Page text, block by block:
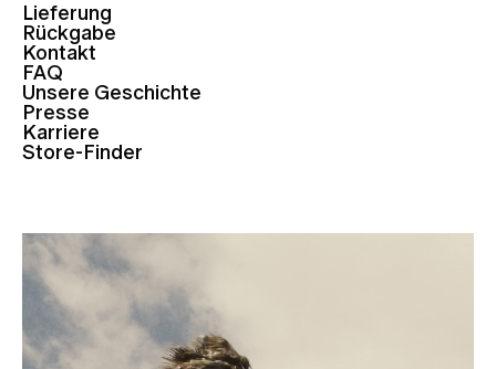
Lieferung
Rückgabe
Kontakt
FAQ
Unsere Geschichte
Presse
Karriere
Store-Finder